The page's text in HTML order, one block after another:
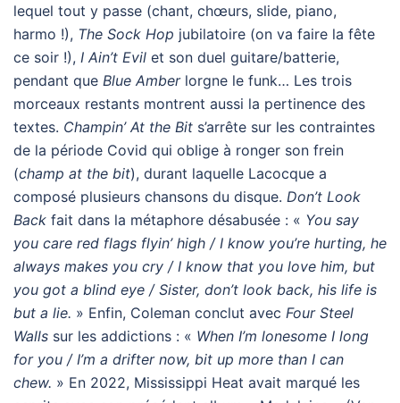
lequel tout y passe (chant, chœurs, slide, piano,
harmo !), The Sock Hop jubilatoire (on va faire la fête
ce soir !), I Ain’t Evil et son duel guitare/batterie,
pendant que Blue Amberlorgne le funk… Les trois
morceaux restants montrent aussi la pertinence des
textes. Champin’ At the Bit s’arrête sur les contraintes
de la période Covid qui oblige à ronger son frein
(champ at the bit), durant laquelle Lacocque a
composé plusieurs chansons du disque. Don’t Look
Back fait dans la métaphore désabusée : « You say
you care red flags flyin’ high / I know you’re hurting, he
always makes you cry / I know that you love him, but
you got a blind eye / Sister, don’t look back, his life is
but a lie. » Enfin, Coleman conclut avec Four Steel
Walls sur les addictions : « When I’m lonesome I long
for you / I’m a drifter now, bit up more than I can
chew. » En 2022, Mississippi Heat avait marqué les